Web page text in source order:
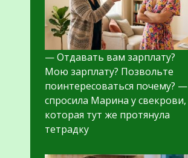
— Отдавать вам зарплату?
Мою зарплату? Позвольте
поинтересоваться почему? —
спросила Марина у свекрови,
которая тут же протянула
тетрадку